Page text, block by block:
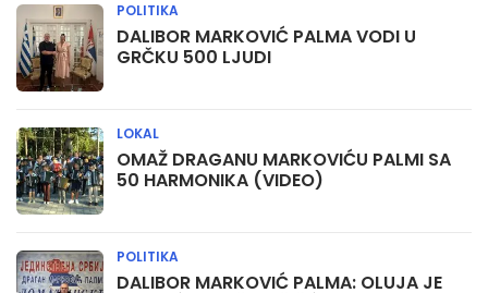
DALIBOR MARKOVIĆ PALMA VODI U
GRČKU 500 LJUDI
POLITIKA
OMAŽ DRAGANU MARKOVIĆU PALMI SA
50 HARMONIKA (VIDEO)
LOKAL
DALIBOR MARKOVIĆ PALMA: OLUJA JE
POLITIKA